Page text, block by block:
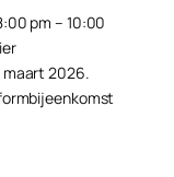
pm – 10:00
2026.